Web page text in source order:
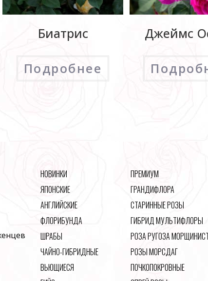
Биатрис
Подробнее
Джеймс
НОВИНКИ
ЯПОНСКИЕ
АНГЛИЙСКИЕ
ФЛОРИБУНДА
ШРАБЫ
ЧАЙНО-ГИБРИДНЫЕ
ВЬЮЩИЕСЯ
ПРЕМИУМ
ГРАНДИФЛОРА
СТАРИННЫЕ РОЗЫ
ГИБРИД МУЛЬТИФЛОРЫ
РОЗА РУГОЗА
РОЗЫ МОРСДАГ
ПОЧКОПОКРОВНЫЕ